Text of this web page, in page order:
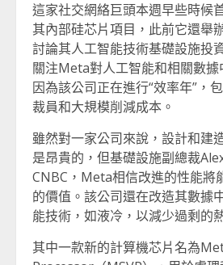
這家社交網絡巨頭本週早些時候
其內部硅芯片項目，此前它還舉
討論其人工智能技術基礎設施投
關注Meta對人工智能和相關數據
因為該公司正在進行“效率年”，
裁員和大規模削減成本。
雖然對一家公司來說，設計和建
是昂貴的，但基礎設施副總裁
CNBC，Meta相信改進的性能將
的價值。該公司還在改造其數據
能技術，如液冷，以減少過剩的
其中一款新的計算機芯片名為